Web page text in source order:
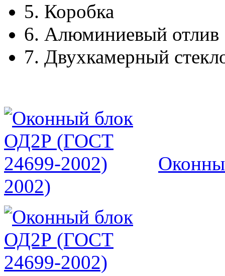
5. Коробка
6. Алюминиевый отлив
7. Двухкамерный
2002)